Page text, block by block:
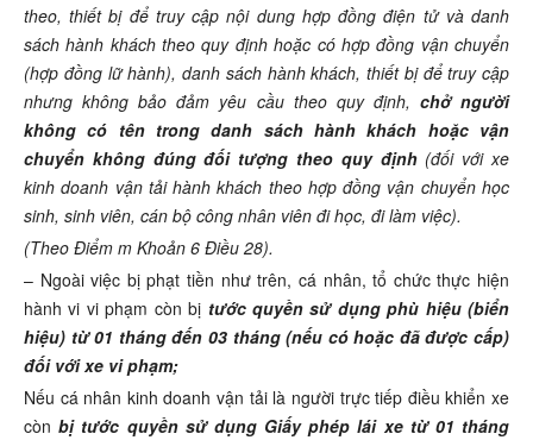
theo, thiết bị để truy cập nội dung hợp đồng điện tử và danh
sách hành khách theo quy định hoặc có hợp đồng vận chuyển
(hợp đồng lữ hành), danh sách hành khách, thiết bị để truy cập
nhưng không bảo đảm yêu cầu theo quy định, chở người
không có tên trong danh sách hành khách hoặc vận
chuyển không đúng đối tượng theo quy định(đối với xe
kinh doanh vận tải hành khách theo hợp đồng vận chuyển học
sinh, sinh viên, cán bộ công nhân viên đi học, đi làm việc).
(Theo Điểm m Khoản 6 Điều 28).
– Ngoài việc bị phạt tiền như trên, cá nhân, tổ chức thực hiện
hành vi vi phạm còn bị tước quyền sử dụng phù hiệu (biển
hiệu) từ 01 tháng đến 03 tháng (nếu có hoặc đã được cấp)
đối với xe vi phạm;
Nếu cá nhân kinh doanh vận tải là người trực tiếp điều khiển xe
cònbị tước quyền sử dụng Giấy phép lái xe từ 01 tháng